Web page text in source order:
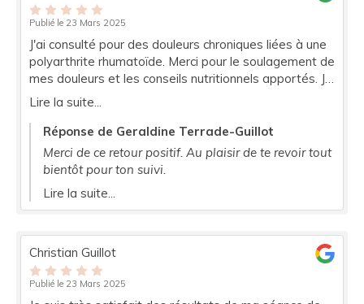
Publié le 23 Mars 2025
J'ai consulté pour des douleurs chroniques liées à une
polyarthrite rhumatoïde. Merci pour le soulagement de
mes douleurs et les conseils nutritionnels apportés. Je
recommande Géraldine.
Lire la suite...
Réponse de Geraldine Terrade-Guillot
Merci de ce retour positif. Au plaisir de te revoir tout
bientôt pour ton suivi.
Lire la suite...
Christian Guillot
Publié le 23 Mars 2025